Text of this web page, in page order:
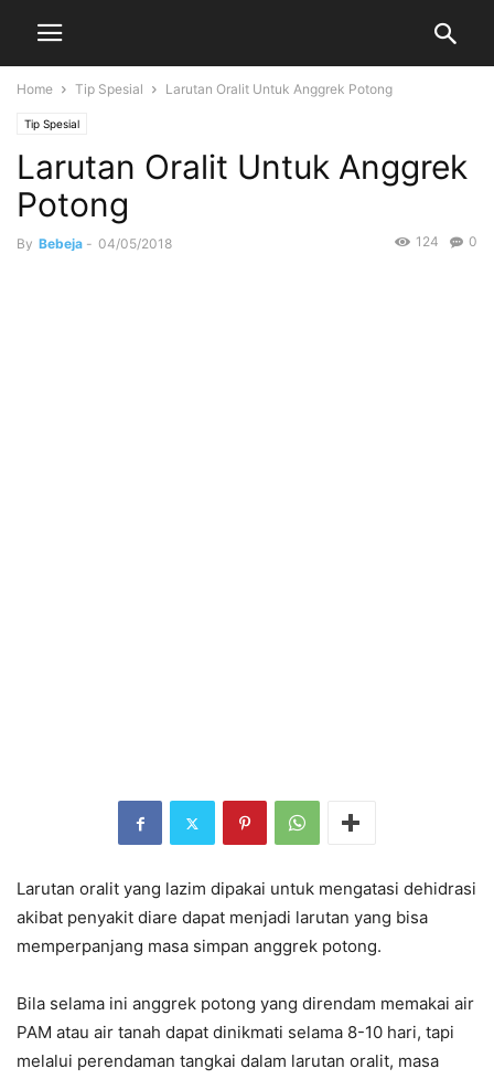
Home Tip Spesial Larutan Oralit Untuk Anggrek Potong
Tip Spesial
Larutan Oralit Untuk Anggrek
Potong
By Bebeja - 04/05/2018 0
124
Larutan oralit yang lazim dipakai untuk mengatasi dehidrasi
akibat penyakit diare dapat menjadi larutan yang bisa
memperpanjang masa simpan anggrek potong.
Bila selama ini anggrek potong yang direndam memakai air
PAM atau air tanah dapat dinikmati selama 8-10 hari, tapi
melalui perendaman tangkai dalam larutan oralit, masa